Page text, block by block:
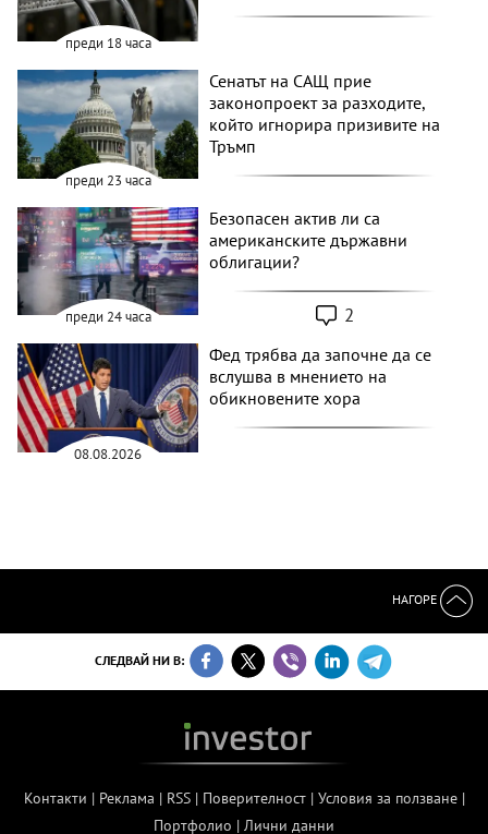
преди 18 часа
преди 23 часа
Сенатът на САЩ прие
законопроект за разходите,
който игнорира призивите на
Тръмп
преди 24 часа
Безопасен актив ли са
американските държавни
облигации?
2
08.08.2026
Фед трябва да започне да се
вслушва в мнението на
обикновените хора
НАГОРЕ
СЛЕДВАЙ НИ В:
Контакти | Реклама | RSS| Поверителност| Условия за ползване|
Портфолио | Лични данни